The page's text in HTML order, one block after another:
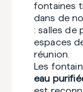
fontaines
dans de
: salles de
espaces
réunion.
Les
eau